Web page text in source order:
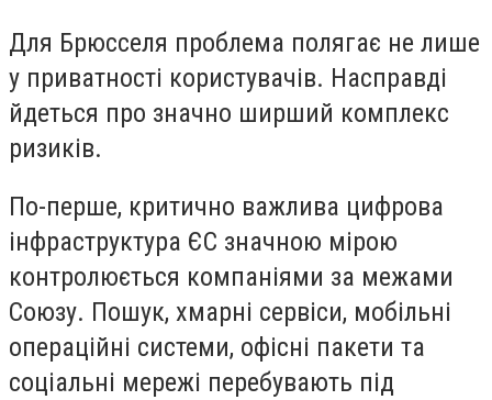
Для Брюсселя проблема полягає не лише
у приватності користувачів. Насправді
йдеться про значно ширший комплекс
ризиків.
По-перше, критично важлива цифрова
інфраструктура ЄС значною мірою
контролюється компаніями за межами
Союзу. Пошук, хмарні сервіси, мобільні
операційні системи, офісні пакети та
соціальні мережі перебувають під